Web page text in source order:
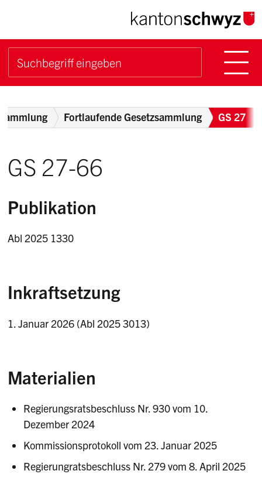
Navigieren im Kanton
Schnellnavigation
Suchbegriff
Breadcrumb
Fortlaufende Gesetzsammlung GS 27
GS 27-66
Publikation
Abl 2025 1330
Inkraftsetzung
1. Januar 2026 (Abl 2025 3013)
Materialien
Regierungsratsbeschluss Nr. 930 vom 10.
Dezember 2024
Kommissionsprotokoll vom 23. Januar 2025
Regierungratsbeschluss Nr. 279 vom 8. April 2025